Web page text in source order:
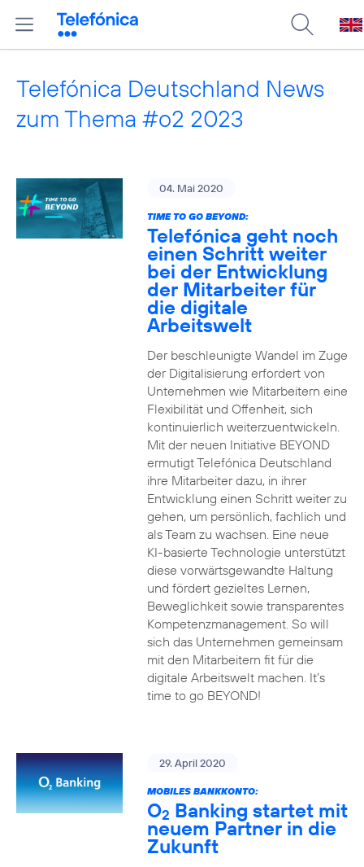
Telefónica Deutschland News
zum Thema #o2 2023
04. Mai 2020
TIME TO GO BEYOND:
Telefónica geht noch
einen Schritt weiter
bei der Entwicklung
der Mitarbeiter für
die digitale
Arbeitswelt
Der beschleunigte Wandel im Zuge
der Digitalisierung erfordert von
Unternehmen wie Mitarbeitern eine
Flexibilität und Offenheit, sich
kontinuierlich weiterzuentwickeln.
Mit der neuen Initiative BEYOND
ermutigt Telefónica Deutschland
ihre Mitarbeiter dazu, in ihrer
Entwicklung einen Schritt weiter zu
gehen, um persönlich, fachlich und
als Team zu wachsen. Eine neue
KI-basierte Technologie unterstützt
diese vorwärtsgewandte Haltung
und fördert gezieltes Lernen,
Beweglichkeit sowie transparentes
Kompetenzmanagement. So will
sich das Unternehmen gemeinsam
mit den Mitarbeitern fit für die
digitale Arbeitswelt machen. It’s
time to go BEYOND!
29. April 2020
MOBILES BANKKONTO:
O2 Banking startet mit
neuem Partner in die
Zukunft